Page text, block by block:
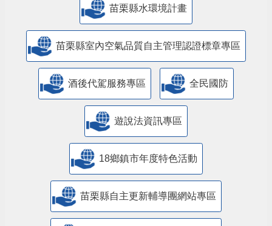
苗栗縣水環境計畫
苗栗縣室內空氣品質自主管理認證標章專區
酒後代駕服務專區 全民國防
遊說法資訊專區
18鄉鎮市年度特色活動
苗栗縣自主更新輔導團網站專區